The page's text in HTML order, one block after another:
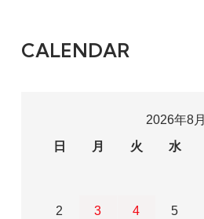
CALENDAR
2026年8月
日
月 火 水
2 3 4 5